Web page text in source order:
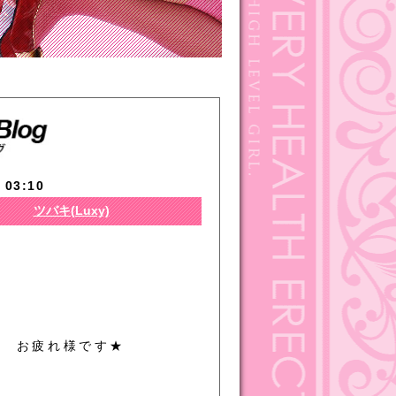
03:10
ツバキ(Luxy)
お疲れ様です★